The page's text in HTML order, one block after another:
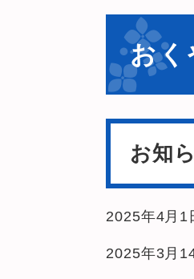
おく
お知
2025年4月1
2025年3月